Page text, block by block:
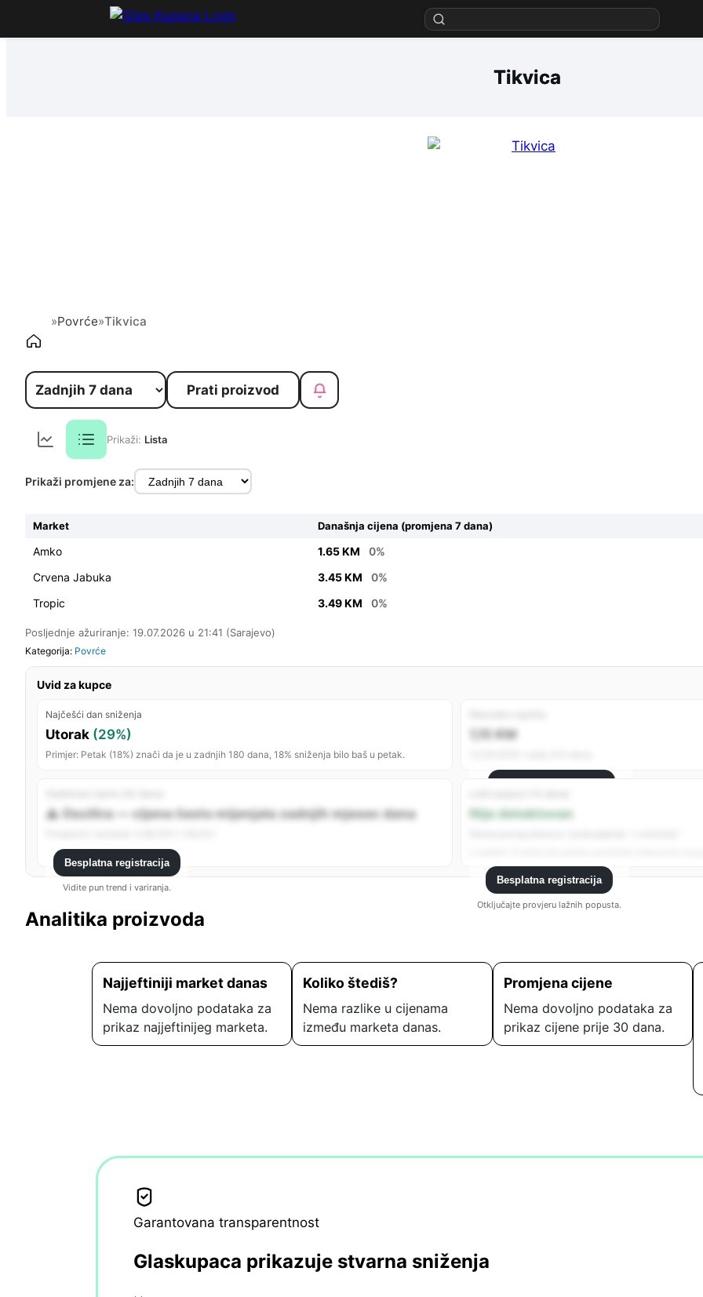
na
Tikvica
»Povrće»Tikvica
Prati proizvod
Prikaži: Lista
Prikaži promjene za:
Market Današnja cijena (promjena 7 dana)
Amko 1.65 KM
0%
Crvena Jabuka
3.45 KM
0%
Tropic
3.49 KM 0%
Posljednje ažuriranje: 19.07.2026 u 21:41 (Sarajevo)
Kategorija: Povrće
Uvid za kupce
Najčešći dan sniženja
Utorak (29%)
Primjer: Petak (18%) znači da je u zadnjih 180 dana, 18% sniženja bilo baš u petak.
1,15 KM
Registrujte se da vidite sve analitike.
⚠️ Oscilira — cijena često mijenjala zadnjih mjesec dana
Besplatna registracija
Vidite pun trend i variranja.
Nije detektovan
Besplatna registracija
Otključajte provjeru lažnih popusta.
Analitika proizvoda
Najjeftiniji market danas
Nema dovoljno podataka za
prikaz najjeftinijeg marketa.
Koliko štediš?
Nema razlike u cijenama
između marketa danas.
Promjena cijene
Nema dovoljno podataka za
prikaz cijene prije 30 dana.
Garantovana transparentnost
Glaskupaca prikazuje stvarna sniženja